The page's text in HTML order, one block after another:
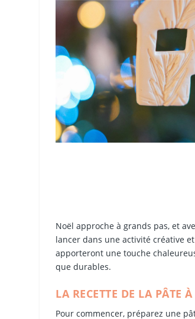
Noël approche à grands pas, et
lancer dans une activité créative
apporteront une touche
que durables.
LA RECETTE DE LA PÂTE À
Pour commencer, préparez une